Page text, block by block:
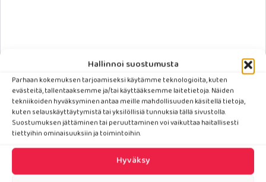
Hallinnoi suostumusta
Parhaan kokemuksen tarjoamiseksi käytämme teknologioita, kuten
evästeitä, tallentaaksemme ja/tai käyttääksemme laitetietoja. Näiden
tekniikoiden hyväksyminen antaa meille mahdollisuuden käsitellä tietoja,
kuten selauskäyttäytymistä tai yksilöllisiä tunnuksia tällä sivustolla.
Suostumuksen jättäminen tai peruuttaminen voi vaikuttaa haitallisesti
tiettyihin ominaisuuksiin ja toimintoihin.
Hyväksy